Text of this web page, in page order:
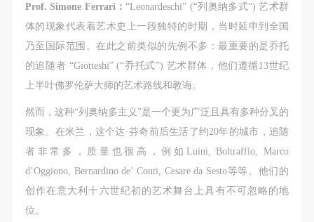
Prof. Simone Ferrari： “Leonardeschi” (“列奥纳多式“) 艺术群
体的现象代表着艺术史上一段独特的时期，当时延申到全国
乃至国际范围。在此之前类似的先例不多：最重要的是乔托
的追随者 “Giotteshi” (“乔托式”) 艺术群体，他们遵循13世纪
上半叶佛罗伦萨大师的艺术路线和教诲。
然而，这种“列奥纳多主义”是一个更为广泛且具有多种分叉的
现象。在米兰，这个达·芬奇前后生活了约20年的城市，追随
者非常多，质量也很高，例如Luini, Boltraffio, Marco
d’Oggiono, Bernardino de’ Conti, Cesare da Sesto等等。他们的
创作在意大利十六世纪初的艺术舞台上具有不可忽略的地
位。
失。活动中任何非事故当事人及美术馆将不承担人身
事故的任何责任。
中央美术学院美术馆肖像权许可使用协议
根据《中华人民共和国广告法》、《中华人民共和国
民法通则》以及 最高人民法院关于贯彻执行 《中华
人民共和国民法通则》若干问题的意见（试行）>的
有关规定，为明确肖像许可方（甲方）和使用方（乙
方）的权利义务关系，经双方友好协商，甲乙双方就
带有甲方肖像的作品的使用达成如下一致协议：
一、 一般约定
（1）、甲方为本协议中的肖像权人，自愿将自己的
失。活动中任何非事故当事人及美术馆将不承担人身
事故的任何责任。
中央美术学院美术馆肖像权许可使用协议
根据《中华人民共和国广告法》、《中华人民共和国
民法通则》以及 最高人民法院关于贯彻执行 《中华
人民共和国民法通则》若干问题的意见（试行）>的
有关规定，为明确肖像许可方（甲方）和使用方（乙
方）的权利义务关系，经双方友好协商，甲乙双方就
带有甲方肖像的作品的使用达成如下一致协议：
一、 一般约定
（1）、甲方为本协议中的肖像权人，自愿将自己的
失。活动中任何非事故当事人及美术馆将不承担人身
事故的任何责任。
中央美术学院美术馆肖像权许可使用协议
根据《中华人民共和国广告法》、《中华人民共和国
民法通则》以及 最高人民法院关于贯彻执行 《中华
人民共和国民法通则》若干问题的意见（试行）>的
有关规定，为明确肖像许可方（甲方）和使用方（乙
方）的权利义务关系，经双方友好协商，甲乙双方就
带有甲方肖像的作品的使用达成如下一致协议：
一、 一般约定
（1）、甲方为本协议中的肖像权人，自愿将自己的